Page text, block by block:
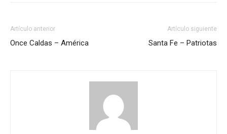
Artículo anterior
Once Caldas – América
Artículo siguiente
Santa Fe – Patriotas